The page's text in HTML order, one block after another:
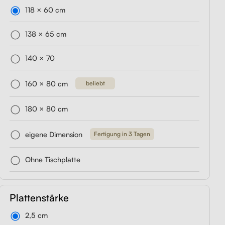
Liftor Expert
Liftor Active, schwarz
aus 329,00 €
Liftor Storage,
schwarz
Plattenstärke
2,5 cm
118 × 60 cm
138 × 65 cm
140 × 70
160 × 80 cm beliebt
180 × 80 cm
eigene Dimension Fertigung in 3 Tagen
Ohne Tischplatte